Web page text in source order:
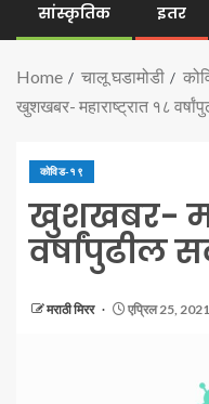
सांस्कृतिक इतर
Home चालू घडामोडी
खुशखबर- महाराष्ट्रात १८
कोविड-१९
खुशखबर-
वर्षांपुढील
मराठी मिरर एप्रिल 25, 2021